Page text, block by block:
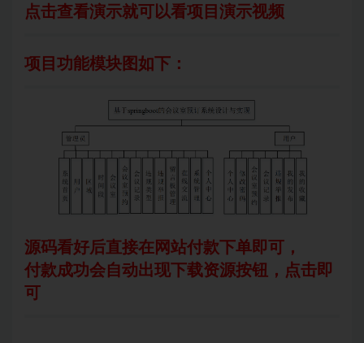
点击查看演示就可以看项目演示视频
项目功能模块图如下：
源码看好后直接在网站付款下单即可，
付款成功会自动出现下载资源按钮，点击即
可